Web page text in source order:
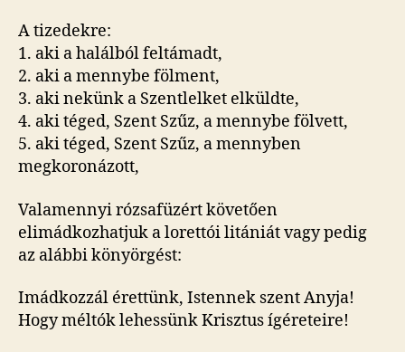
A tizedekre:
1. aki a halálból feltámadt,
2. aki a mennybe fölment,
3. aki nekünk a Szentlelket elküldte,
4. aki téged, Szent Szűz, a mennybe fölvett,
5. aki téged, Szent Szűz, a mennyben
megkoronázott,
Valamennyi rózsafüzért követően
elimádkozhatjuk a lorettói litániát vagy pedig
az alábbi könyörgést:
Imádkozzál érettünk, Istennek szent Anyja!
Hogy méltók lehessünk Krisztus ígéreteire!